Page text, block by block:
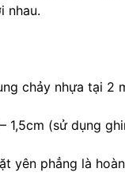
nhau.
chảy nhựa tại 2
(sử dụng
yên phẳng là